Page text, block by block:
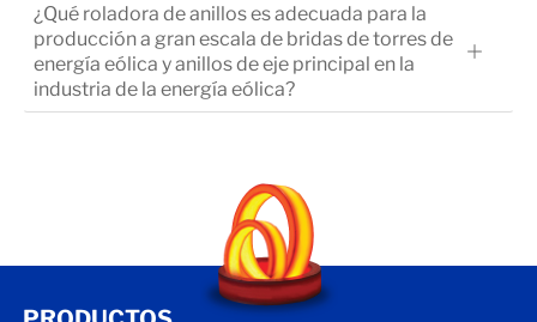
¿Qué roladora de anillos es adecuada para la
producción a gran escala de bridas de torres de
energía eólica y anillos de eje principal en la
industria de la energía eólica?